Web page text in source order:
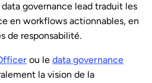
governance lead traduit les
en workflows actionnables, en
de responsabilité.
ou le data governance
la vision de la